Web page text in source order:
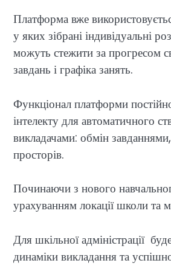
Платформа вже
у яких зібрані індивідуальні
можуть стежити за прогресом
завдань і графіка занять.
Функціонал платформи
інтелекту для автоматичного
викладачами: обмін
просторів.
Починаючи з нового
урахуванням локації школи та
Для шкільної адміністрації
динаміки викладання та